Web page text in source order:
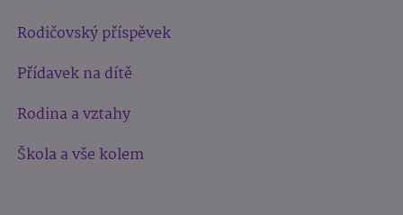
Rodičovský příspěvek
Přídavek na dítě
Rodina a vztahy
Škola a vše kolem